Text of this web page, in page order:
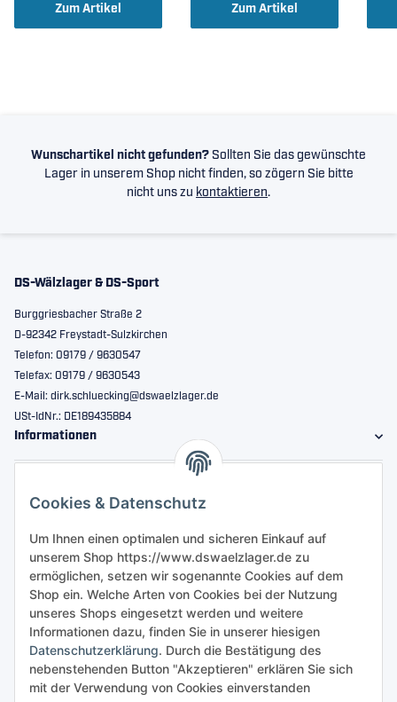
Cookies & Datenschutz
Um Ihnen einen optimalen und sicheren Einkauf auf
unserem Shop https://www.dswaelzlager.de zu
ermöglichen, setzen wir sogenannte Cookies auf dem
Shop ein. Welche Arten von Cookies bei der Nutzung
unseres Shops eingesetzt werden und weitere
Informationen dazu, finden Sie in unserer hiesigen
Datenschutzerklärung. Durch die Bestätigung des
nebenstehenden Button "Akzeptieren" erklären Sie sich
mit der Verwendung von Cookies einverstanden
Zum Artikel Zum Artikel
Wunschartikel nicht gefunden? Sollten Sie das gewünschte
Lager in unserem Shop nicht finden, so zögern Sie bitte
nicht uns zu kontaktieren.
DS-Wälzlager & DS-Sport
Burggriesbacher Straße 2
D-92342 Freystadt-Sulzkirchen
Telefon: 09179 / 9630547
Telefax: 09179 / 9630543
E-Mail: dirk.schluecking@dswaelzlager.de
USt-IdNr.: DE189435884
Informationen
Sicher bestellen